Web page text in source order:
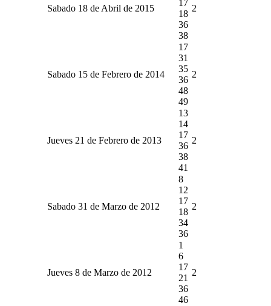
Sabado 18 de Abril de 2015
17
18
36
38
2
Sabado 15 de Febrero de 2014
17
31
35
36
48
49
2
Jueves 21 de Febrero de 2013
13
14
17
36
38
41
2
Sabado 31 de Marzo de 2012
8
12
17
18
34
36
2
Jueves 8 de Marzo de 2012
1
6
17
21
36
46
2